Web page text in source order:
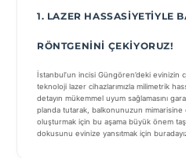
1. LAZER HASSASIYETIYLE
RÖNTGENINI ÇEKIYORUZ!
İstanbul’un incisi Güngören’deki evinizin
teknoloji lazer cihazlarımızla milimetrik
detayın mükemmel uyum sağlamasını
planda tutarak, balkonunuzun mimarisine
oluşturmak için bu aşama büyük önem
dokusunu evinize yansıtmak için